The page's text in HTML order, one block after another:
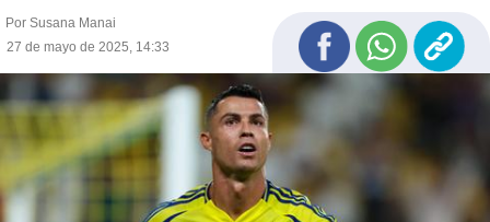
Por Susana Manai
27 de mayo de 2025, 14:33